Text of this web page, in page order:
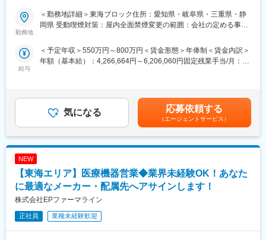
キル研修、学術研修と、国内最大手だからこそ仕事に必要な知識
やスキルをしっかりと身に付けられる研修制度があります。MRと
的にヘルスケアのプロフェッショナル人材を育成する研修制度を
整備しています。
プロモーションに携わり、市場を流通するほぼすべての医薬品に
関与しています
・日本においても業界トップシェアを誇り、常時100以上のPJが
稼働しています
変更の範囲：会社の定める業務
クライアントである製薬会社のプロジェクトに所属し、MRとして
活躍していただきます。病院やクリニックの医師や医療関係者に
【同社の特徴】
■必ず新薬メーカーのプロジェクトにアサインします
オンコロジーを含め、希少疾患領域も多数ございますので、スペ
シャリスト、ゼネラリストどちらも目指すことが可能です。
■少数精鋭ならではの魅力～待機リスクが低いため、安心して就業
できる環境です～
適切なフォローを実施するために約300人のMR数を保って運営し
め、隙間なくアサインすることができますのでMRの成長機会を奪
うことは決してございません。適切なフォローが顧客である製薬
企業からの満足にもつながり、業界内でも評価されています。
■親身なフォロー体制とキャリアを築ける評価制度
CSOは本部のバックアップ体制が何より重要です。1人のプロジ
ェクトマネージャーが管理するMRは約20名程度であり、相談事
勤務地
＜勤務地詳細＞東海ブロック住所：愛知県・岐阜県・三重県・静
岡県 受動喫煙対策：屋内全面禁煙変更の範囲：会社の定める事業
給与
＜予定年収＞550万円～800万円＜賃金形態＞年俸制＜賃金内訳＞
年額（基本給）：4,266,664円～6,206,060円固定残業手当/月：
給与補足＞■別途、外勤手当など手当支給※経験・能力などを考慮
の上、話し合いで決定賃金はあくまでも目安の金額であり、選考
を通じて上下する可能性があります。月給(月額)は固定手当を含め
た表記です。
気になる 応募依頼する
（エージェントサービス）
NEW
【東海エリア】医療機器営業◆業界未経験OK！あなた
に最適なメーカー・配属先へアサインします！
株式会社EPファーマライン
正社員 業種未経験歓迎